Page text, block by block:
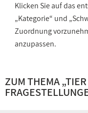
Klicken Sie auf das
„Kategorie“ und
Zuordnung
anzupassen.
ZUM THEMA „